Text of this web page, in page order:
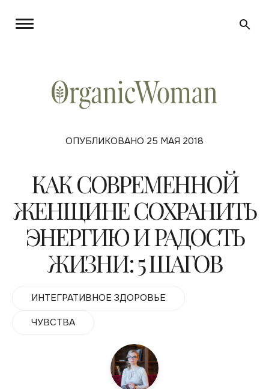
ОПУБЛИКОВАНО 25 МАЯ 2018
КАК СОВРЕМЕННОЙ
ЖЕНЩИНЕ СОХРАНИТЬ
ЭНЕРГИЮ И РАДОСТЬ
ЖИЗНИ: 5 ШАГОВ
ИНТЕГРАТИВНОЕ ЗДОРОВЬЕ
ЧУВСТВА